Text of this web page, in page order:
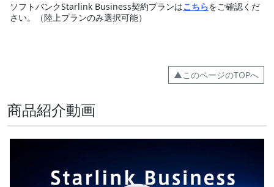
ソフトバンクStarlink Business契約プランはこちらをご確認くだ
さい。（陸上プランのみ選択可能）
▲このページのTOPへ
商品紹介動画